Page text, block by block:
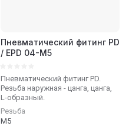
Пневматический фитинг PD
/ EPD 04-M5
Пневматический фитинг PD.
Резьба наружная - цанга, цанга,
L-образный.
Резьба
М5